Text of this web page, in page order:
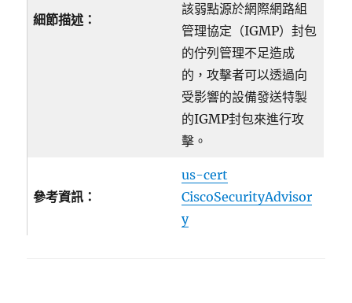
細節描述：
該弱點源於網際網路組
管理協定（IGMP）封包
的佇列管理不足造成
的，攻擊者可以透過向
受影響的設備發送特製
的IGMP封包來進行攻
擊。
參考資訊：
us-cert
CiscoSecurityAdvisor
y